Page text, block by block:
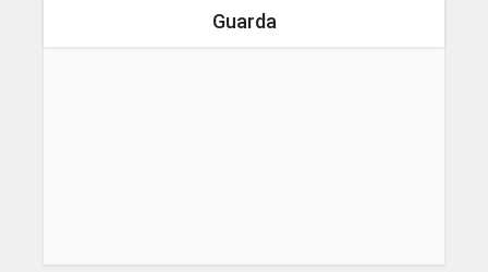
Guarda